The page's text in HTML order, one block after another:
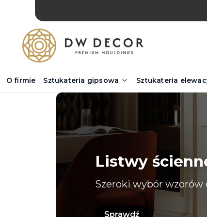
O firmie Sztukateria gipsowa Sztukateria
Listwy
Szeroki wybór wzorów
Sprawdź